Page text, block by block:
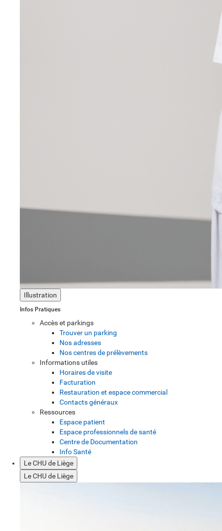
Illustration
Infos Pratiques
Accès et parkings
Trouver un parking
Nos adresses
Nos centres de prélèvements
Informations utiles
Horaires de visite
Facturation
Restauration et espace commercial
Contacts généraux
Ressources
Espace patient
Espace professionnels de santé
Centre de Documentation
Info Santé
Le CHU de Liège
Le CHU de Liège